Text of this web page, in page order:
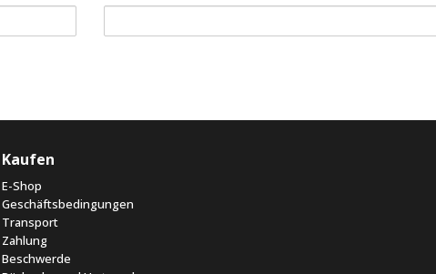
Kaufen
E-Shop
Geschäftsbedingungen
Transport
Zahlung
Beschwerde